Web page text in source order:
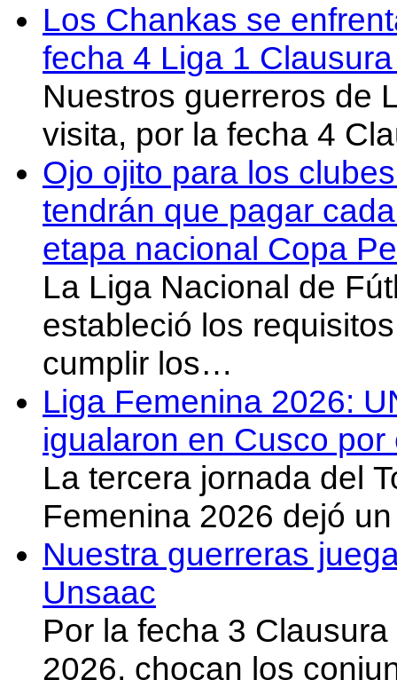
Los Chankas se
fecha 4 Liga 1
Nuestros guerreros de
visita, por la fecha 4
Ojo ojito para los
tendrán que pagar
etapa nacional Copa
La Liga Nacional de
estableció los
cumplir los…
Liga Femenina 2026:
igualaron en Cusco
La tercera jornada del
Femenina 2026 dejó
Nuestra guerreras
Unsaac
Por la fecha 3
2026, chocan los